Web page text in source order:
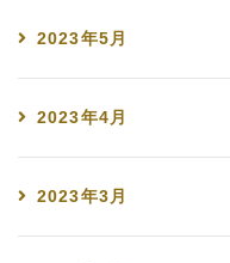
2023年5月
2023年4月
2023年3月